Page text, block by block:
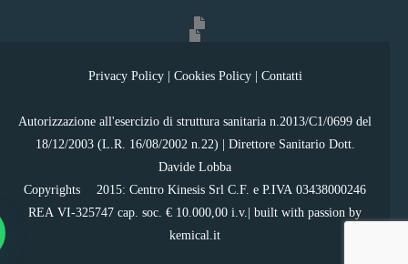
Privacy Policy| Cookies Policy| Contatti
Autorizzazione all'esercizio di struttura sanitaria n.2013/C1/0699 del
18/12/2003 (L.R. 16/08/2002 n.22) | Direttore Sanitario Dott.
Davide Lobba
Copyrights ©2015: Centro Kinesis Srl C.F. e P.IVA 03438000246
REA VI-325747 cap. soc. € 10.000,00 i.v.| built with passion by
kemical.it